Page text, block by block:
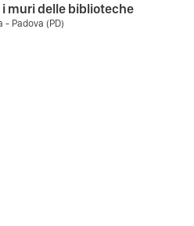
i muri delle biblioteche
- Padova (PD)